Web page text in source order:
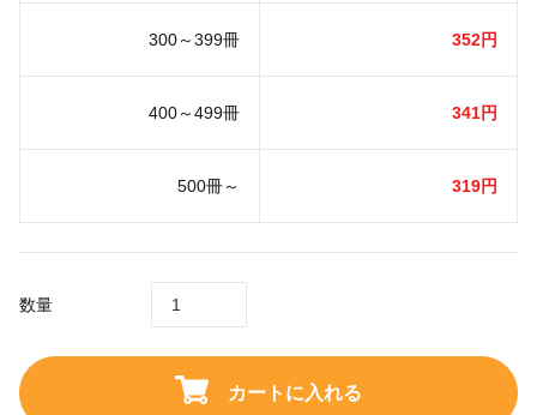
300～399冊 352円
400～499冊 341円
500冊～ 319円
数量
カートに入れる